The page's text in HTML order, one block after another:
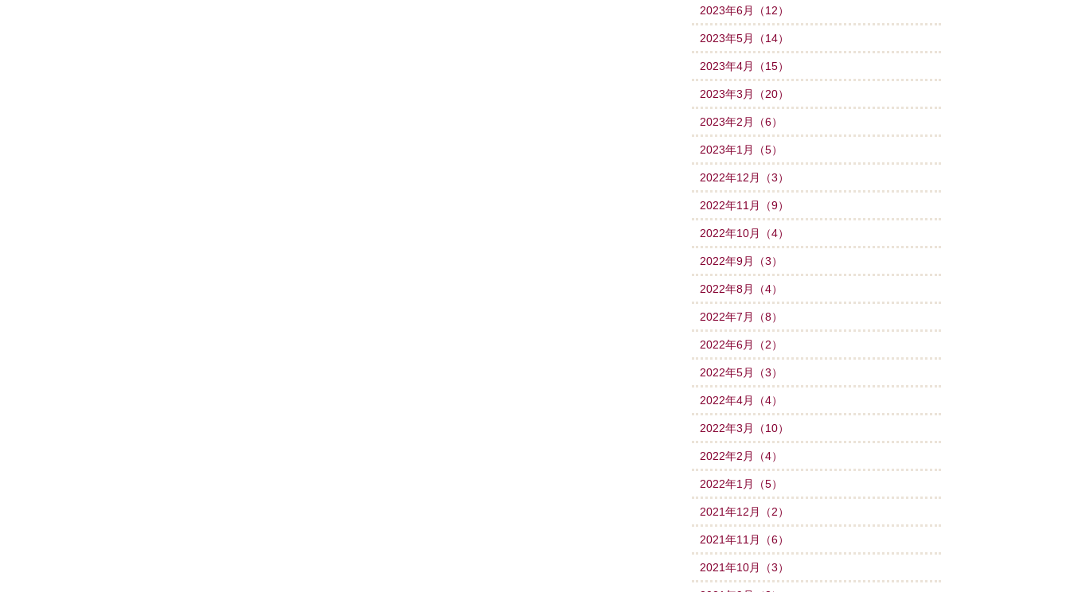
2023年6月（12）
2023年5月（14）
2023年4月（15）
2023年3月（20）
2023年2月（6）
2023年1月（5）
2022年12月（3）
2022年11月（9）
2022年10月（4）
2022年9月（3）
2022年8月（4）
2022年7月（8）
2022年6月（2）
2022年5月（3）
2022年4月（4）
2022年3月（10）
2022年2月（4）
2022年1月（5）
2021年12月（2）
2021年11月（6）
2021年10月（3）